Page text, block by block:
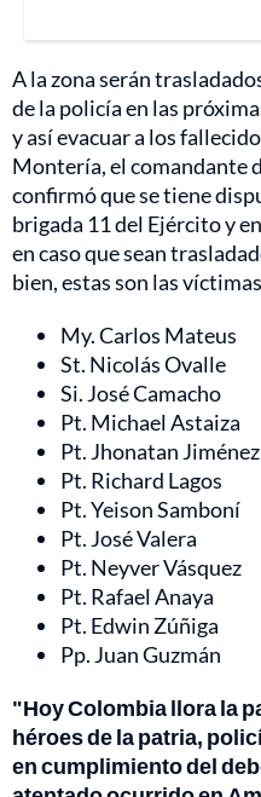
A la zona serán
de la policía en las
y así evacuar a los
Montería, el comandante
confirmó que se tiene
brigada 11 del Ejército y
en caso que sean
bien, estas son las
My. Carlos Mateus
St. Nicolás Ovalle
Si. José Camacho
Pt. Michael Astaiza
Pt. Jhonatan Jiménez
Pt. Richard Lagos
Pt. Yeison Samboní
Pt. José Valera
Pt. Neyver Vásquez
Pt. Rafael Anaya
Pt. Edwin Zúñiga
Pp. Juan Guzmán
"Hoy Colombia llora la
héroes de la patria,
en cumplimiento del